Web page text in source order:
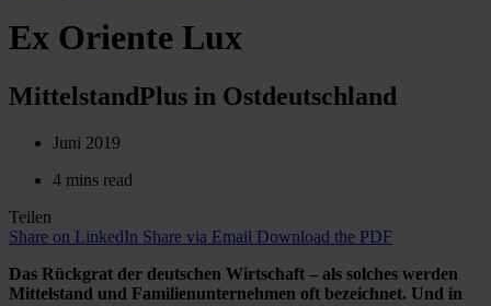
Ex Oriente Lux
MittelstandPlus in Ostdeutschland
Juni 2019
4 mins read
Teilen
Share on LinkedIn Share via Email Download the PDF
Das Rückgrat der deutschen Wirtschaft – als solches werden
Mittelstand und Familienunternehmen oft bezeichnet. Und in